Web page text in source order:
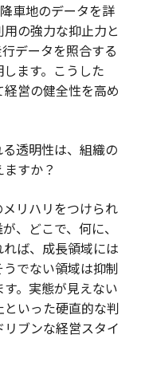
車地のデータを詳
の強力な抑止力と
データを照合する
ます。こうした
経営の健全性を高め
透明性は、組織の
すか？
リハリをつけられ
、どこで、何に、
ば、成長領域には
うでない領域は抑制
。実態が見えない
いった硬直的な判
ブンな経営スタイ